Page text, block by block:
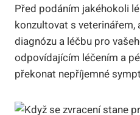
Před podáním jakéhokoli
konzultovat ​s
diagnózu a léčbu pro
odpovídajícím ‌léčením a⁣
překonat nepříjemné